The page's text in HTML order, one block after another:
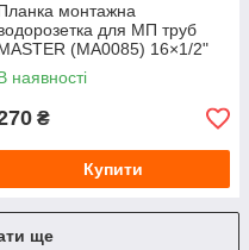
монтажна
для МП труб
(MA0085) 16×1/2"
наявності
₴
Купити
ще